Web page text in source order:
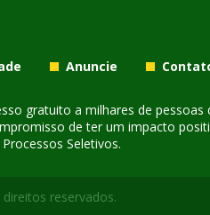
Anuncie
gratuito a milhares de
de ter um impacto
Seletivos.
reservados.